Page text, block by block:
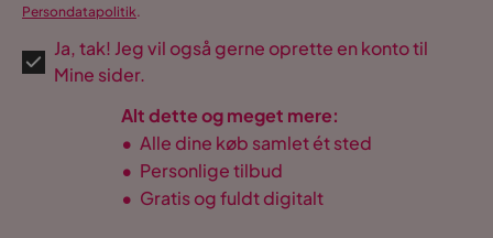
Persondatapolitik.
Ja, tak! Jeg vil også gerne oprette en konto til
Mine sider.
Alt dette og meget mere:
• Alle dine køb samlet ét sted
• Personlige tilbud
• Gratis og fuldt digitalt